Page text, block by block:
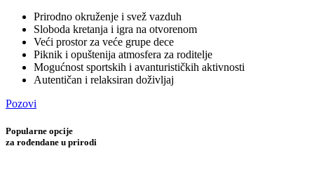
Prirodno okruženje i svež vazduh
Sloboda kretanja i igra na otvorenom
Veći prostor za veće grupe dece
Piknik i opuštenija atmosfera za roditelje
Mogućnost sportskih i avanturističkih aktivnosti
Autentičan i relaksiran doživljaj
Pozovi
Popularne opcije
za rođendane u prirodi